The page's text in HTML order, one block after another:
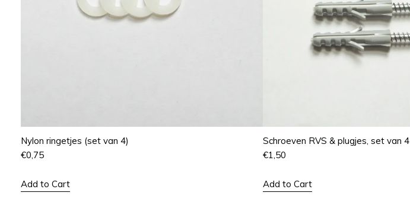
Nylon ringetjes (set van 4)
€0,75
Add to Cart
Schroeven RVS & plugjes, set van 4
€1,50
Add to Cart